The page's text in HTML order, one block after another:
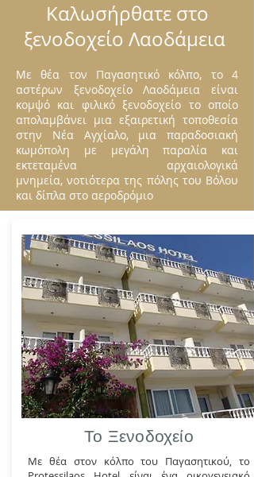
Καλωσήρθατε στο
ξενοδοχείο Λαοδάμεια
Με θέα τον Παγασητικό κόλπο, το 4
αστέρων ξενοδοχείο Λαοδάμεια είναι
κομψό και φιλικό ξενοδοχείο το οποίο
απολαμβάνει μια εξαιρετική τοποθεσία
στην Νέα Αγχίαλο, μια παραδοσιακή
κωμόπολη με μεγάλη παραλία και
εκτεταμένα αρχαιολογικά
μνημεία,νοτιότερα της πόλης του Βόλου
και δίπλα στο αεροδρόμιο
Το Ξενοδοχείο
Με θέα στον κόλπο του Παγασητικού, το